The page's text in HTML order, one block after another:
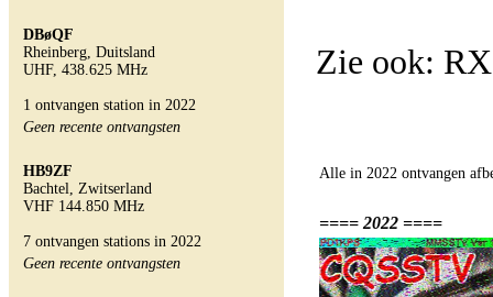
DBøQF
Rheinberg, Duitsland
UHF, 438.625 MHz
1 ontvangen station in 2022
Geen recente ontvangsten
HB9ZF
Bachtel, Zwitserland
VHF 144.850 MHz
7 ontvangen stations in 2022
Geen recente ontvangsten
Zie ook:
Alle in 2022 ontvangen
==== 2022 ====